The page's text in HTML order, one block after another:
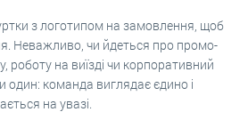
з логотипом на замовлення, щоб
Неважливо, чи йдеться про промо-
роботу на виїзді чи корпоративний
один: команда виглядає єдино і
на увазі.